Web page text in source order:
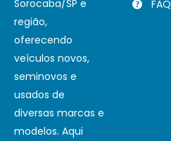
Sorocaba/SP e
região,
oferecendo
veículos novos,
seminovos e
usados de
diversas marcas e
modelos. Aqui
FAQ